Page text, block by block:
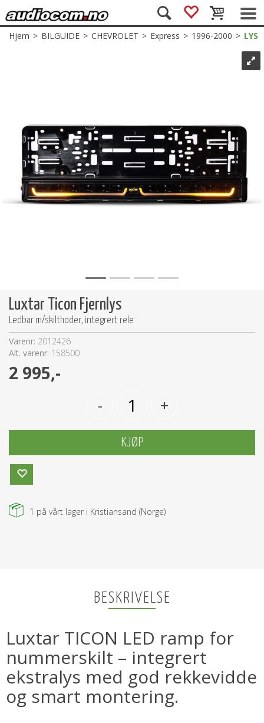
Hjem>BILGUIDE>CHEVROLET>Express>1996-2000>LYS
Luxtar Ticon Fjernlys
Ledbar m/skilthoder, integrert rele
Varenr: 2012426
Alt. varenr: 158500
2 995,-
- +
KJØP
1 på vårt lager i Kristiansand (Norge)
BESKRIVELSE
Luxtar TICON LED ramp for
nummerskilt – integrert
ekstralys med god rekkevidde
og smart montering.